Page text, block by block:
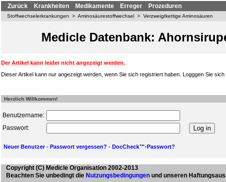
Zurück Krankheiten Medikamente Erreger Prozeduren
Stoffwechselerkrankungen > Aminosäurestoffwechsel > Verzweigtkettige Aminosäuren
Medicle Datenbank:
Der Artikel kann leider nicht angezeigt werden.
Dieser Artikel kann nur angezeigt werden, wenn Sie sich registriert haben. Logggen Sie
Herzlich Willkommen!
Benutzername:
Passwort:
Neuer Benutzer- Passwort vergessen? - DocCheck™-Passwort?
Copyright (C) Medicle Organisation 2002-2013
Beachten Sie unbedingt die Nutzungsbedingungen und unseren